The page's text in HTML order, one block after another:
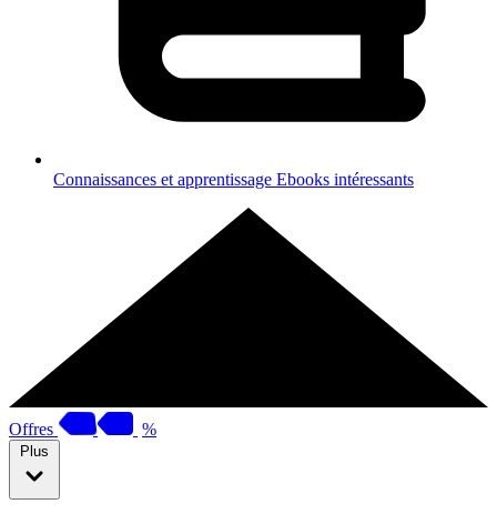
Connaissances et apprentissage Ebooks intéressants
Offres %
Plus